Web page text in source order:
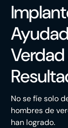
No se fíe solo
hombres de
han logrado.